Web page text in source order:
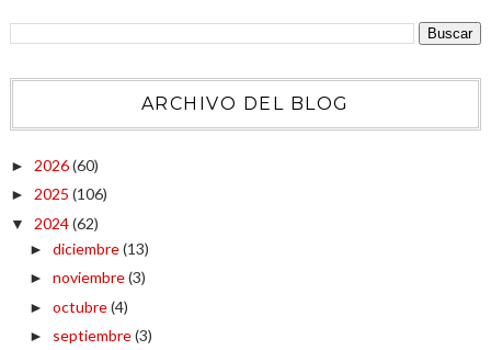
ARCHIVO DEL BLOG
► 2026(60)
► 2025 (106)
▼ 2024(62)
► diciembre(13)
► noviembre(3)
► octubre(4)
► septiembre(3)